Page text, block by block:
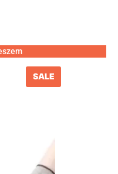
SALE